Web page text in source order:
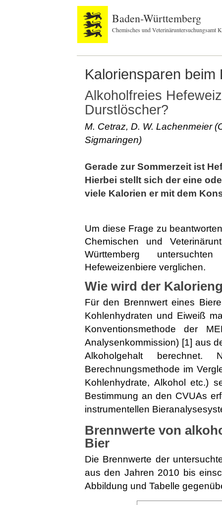
Baden-Württemberg
Chemisches und Veterinäruntersuchungsamt
Kaloriensparen beim
Alkoholfreies
Durstlöscher?
M. Cetraz, D. W. Lachenmeier
Sigmaringen)
Gerade zur Sommerzeit ist
Hierbei stellt sich der eine
viele Kalorien er mit dem
Um diese Frage zu
Chemischen und
Württemberg
Hefeweizenbiere verglichen.
Wie wird der
Für den Brennwert eines
Kohlenhydraten und Eiweiß
Konventionsmethode der
Analysenkommission) [1] aus
Alkoholgehalt berechnet.
Berechnungsmethode im
Kohlenhydrate, Alkohol etc.)
Bestimmung an den CVUAs
instrumentellen
Brennwerte von
Bier
Die Brennwerte der
aus den Jahren 2010 bis
Abbildung und Tabelle